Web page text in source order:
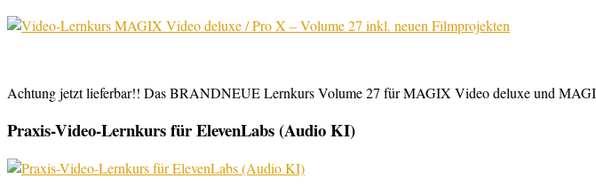
Achtung jetzt lieferbar!! Das BRANDNEUE Lernkurs Volume 27 für MAGIX Video deluxe und
Praxis-Video-Lernkurs für ElevenLabs (Audio KI)